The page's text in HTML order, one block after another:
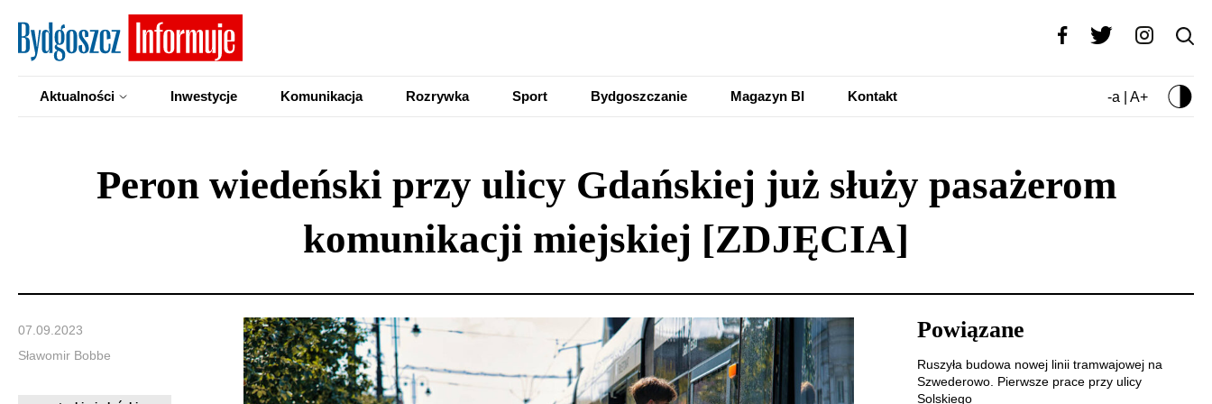
Aktualności Inwestycje Komunikacja Rozrywka Sport Bydgoszczanie Magazyn BI Kontakt -a | A+
Peron wiedeński przy ulicy Gdańskiej już służy pasażerom
komunikacji miejskiej [ZDJĘCIA]
07.09.2023
Sławomir Bobbe
Powiązane
Ruszyła budowa nowej linii tramwajowej na
Szwederowo. Pierwsze prace przy ulicy
Solskiego